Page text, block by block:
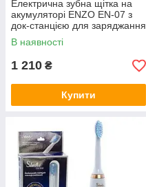
Електрична зубна щітка на
акумуляторі ENZO EN-07 з
док-станцією для заряджання
Білий
В наявності
1 210 ₴
Купити